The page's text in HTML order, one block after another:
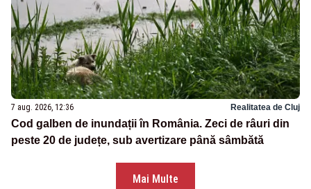
7 aug. 2026, 12:36 Realitatea de Cluj
Cod galben de inundații în România. Zeci de râuri din
peste 20 de județe, sub avertizare până sâmbătă
Mai Multe